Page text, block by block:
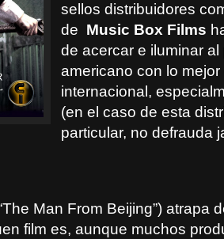
sellos distribuidores
de Music Box Films
de acercar e iluminar al
americano con lo mejor
internacional,
(en el caso de esta
particular, no defrauda
Man From Beijing”) atrapa
film es, aunque muchos